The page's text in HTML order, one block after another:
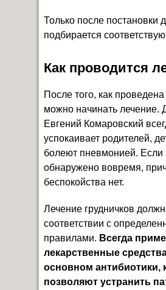
Только после постановки
подбирается
Как проводится
После того, как проведена
можно начинать лечение.
Евгений Комаровский
успокаивает родителей,
болеют пневмонией. Если
обнаружено вовремя,
беспокойства нет.
Лечение грудничков
соответствии с
правилами. Всегда
лекарственные
основном антибиотики,
позволяют устранить